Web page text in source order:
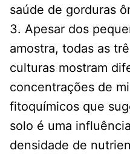
saúde de gorduras
3. Apesar dos
amostra, todas as
culturas mostram
concentrações de
fitoquímicos que
solo é uma
densidade de